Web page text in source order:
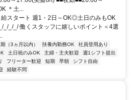
＊土...
スタート 週1・2日～OK◎土日のみもOK
_/_/_/ 働くスタッフに嬉しいポイント＜4選
（3ヵ月以内） 扶養内勤務OK
社員登用あり
土日祝のみOK 主婦・主夫歓迎
週1シフト提出
フリーター歓迎 短期 早朝
シフト自由
経験不問